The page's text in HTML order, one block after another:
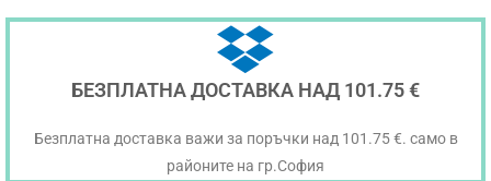
БЕЗПЛАТНА ДОСТАВКА НАД 101.75 €
Безплатна доставка важи за поръчки над 101.75 €. само в
районите на гр.София